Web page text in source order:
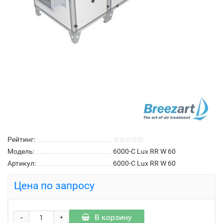
Рейтинг:
Модель:
6000-C Lux RR W 60
Артикул:
6000-C Lux RR W 60
Цена по запросу
+
- В корзину